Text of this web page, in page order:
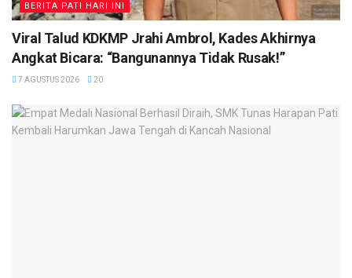
BERITA PATI HARI INI
Viral Talud KDKMP Jrahi Ambrol, Kades Akhirnya
Angkat Bicara: “Bangunannya Tidak Rusak!”
7 AGUSTUS 2026 20